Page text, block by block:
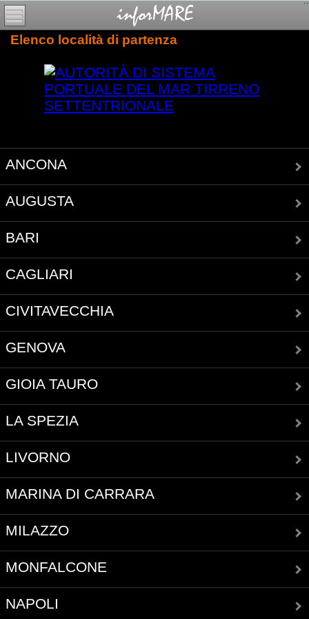
Elenco località di partenza
ANCONA
AUGUSTA
BARI
CAGLIARI
CIVITAVECCHIA
GENOVA
GIOIA TAURO
LA SPEZIA
LIVORNO
MARINA DI CARRARA
MILAZZO
MONFALCONE
NAPOLI